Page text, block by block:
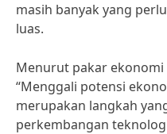
masih banyak yang
luas.
Menurut pakar
“Menggali potensi
merupakan langkah
perkembangan